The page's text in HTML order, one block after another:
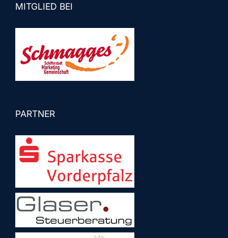
MITGLIED BEI
PARTNER